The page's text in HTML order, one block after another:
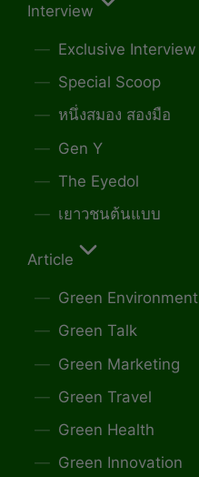
Interview
Exclusive Interview
Special Scoop
หนึ่งสมอง สองมือ
Gen Y
The Eyedol
เยาวชนต้นแบบ
Article
Green Environment
Green Talk
Green Marketing
Green Travel
Green Health
Green Innovation